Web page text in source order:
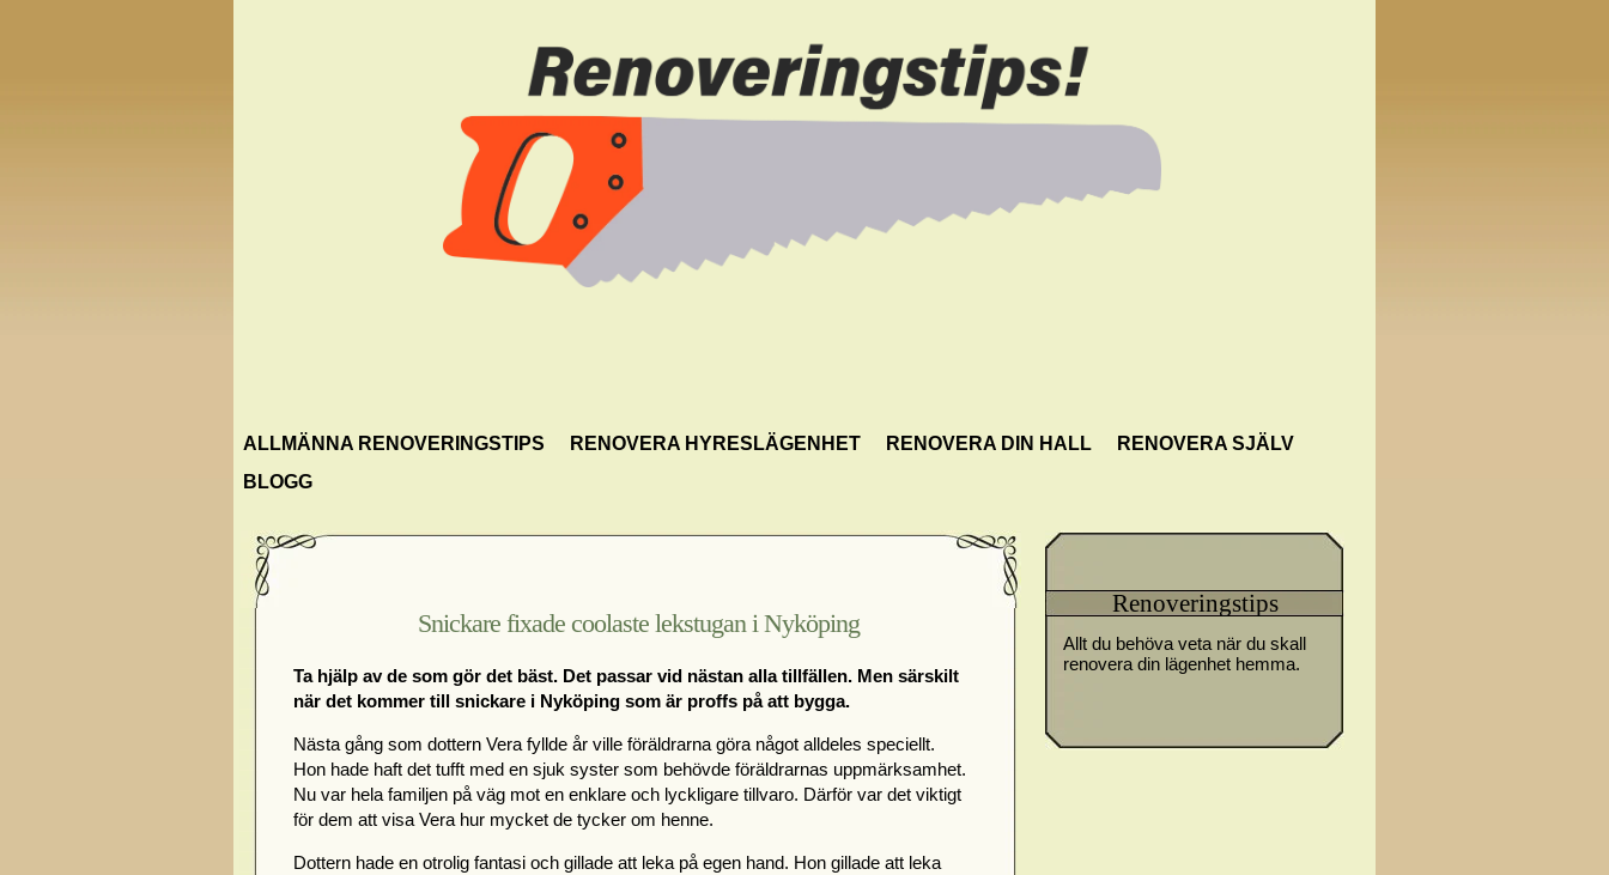
ALLMÄNNA RENOVERINGSTIPS RENOVERA HYRESLÄGENHET RENOVERA DIN HALL
RENOVERA SJÄLV
BLOGG
Snickare fixade coolaste lekstugan i Nyköping
Ta hjälp av de som gör det bäst. Det passar vid nästan alla tillfällen. Men särskilt
när det kommer till snickare i Nyköping som är proffs på att bygga.
Nästa gång som dottern Vera fyllde år ville föräldrarna göra något alldeles speciellt.
Hon hade haft det tufft med en sjuk syster som behövde föräldrarnas uppmärksamhet.
Nu var hela familjen på väg mot en enklare och lyckligare tillvaro. Därför var det viktigt
för dem att visa Vera hur mycket de tycker om henne.
Dottern hade en otrolig fantasi och gillade att leka på egen hand. Hon gillade att leka
Renoveringstips
Allt du behöva veta när du skall
renovera din lägenhet hemma.